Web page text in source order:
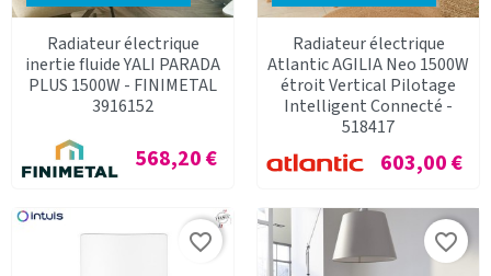
Radiateur électrique
inertie fluide YALI PARADA
PLUS 1500W - FINIMETAL
3916152
Prix
568,20 €
Radiateur électrique
Atlantic AGILIA Neo 1500W
étroit Vertical Pilotage
Intelligent Connecté -
518417
Prix
603,00 €
favorite_border favorite_border